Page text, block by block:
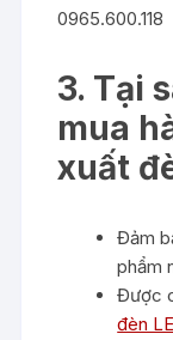
0965.600.118
3. Tại
mua
xuất
Đảm
phẩm
Được
đèn